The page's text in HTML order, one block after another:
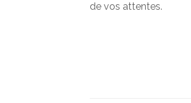
de vos attentes.